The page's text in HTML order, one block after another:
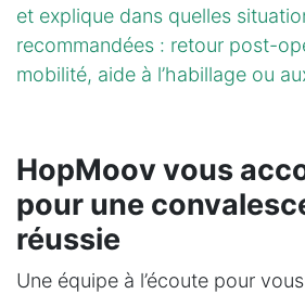
et explique dans quelles
recommandées : retour post-
mobilité, aide à l’habillage ou
HopMoov vous
pour une
réussie
Une équipe à l’écoute pour